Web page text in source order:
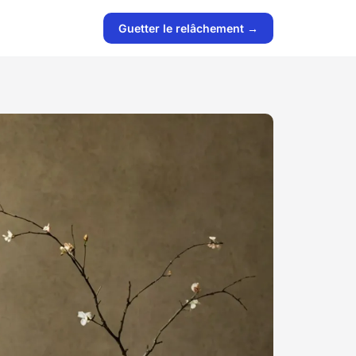
Guetter le relâchement →